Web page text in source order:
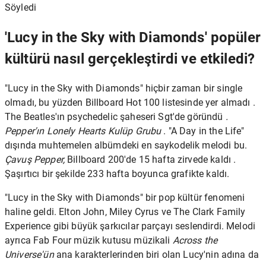
Söyledi
'Lucy in the Sky with Diamonds' popüler
kültürü nasıl gerçekleştirdi ve etkiledi?
"Lucy in the Sky with Diamonds" hiçbir zaman bir single
olmadı, bu yüzden Billboard Hot 100 listesinde yer almadı .
The Beatles'ın psychedelic şaheseri Sgt'de göründü .
Pepper'ın Lonely Hearts Kulüp Grubu. "A Day in the Life"
dışında muhtemelen albümdeki en saykodelik melodi bu.
Çavuş Pepper, Billboard 200'de 15 hafta zirvede kaldı .
Şaşırtıcı bir şekilde 233 hafta boyunca grafikte kaldı.
"Lucy in the Sky with Diamonds" bir pop kültür fenomeni
haline geldi. Elton John, Miley Cyrus ve The Clark Family
Experience gibi büyük şarkıcılar parçayı seslendirdi. Melodi
ayrıca Fab Four müzik kutusu müzikali Across the
Universe'ünana karakterlerinden biri olan Lucy'nin adına da